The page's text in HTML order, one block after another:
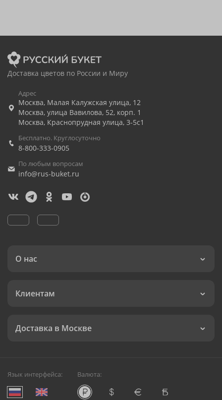
Доставка цветов по России и Миру
Адрес
Москва, Малая Калужская улица, 12
Москва, улица Вавилова, 52, корп. 1
Москва, Краснопрудная улица, 3-5с1
Бесплатно. Круглосуточно
8-800-333-0905
По любым вопросам
info@rus-buket.ru
О нас
Клиентам
Доставка в Москве
Язык интерфейса: Валюта: